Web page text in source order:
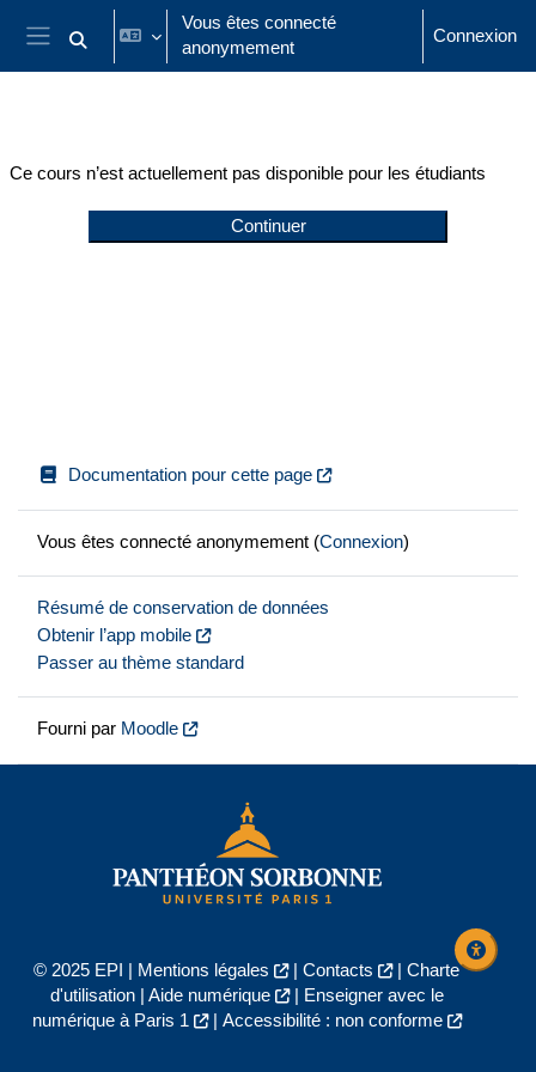
Passer au contenu principal
Panneau latéral
Activer/désactiver la saisie de recherche
Vous êtes connecté
anonymement
Connexion
Ce cours n’est actuellement pas disponible pour les étudiants
Continuer
Documentation pour cette page
Vous êtes connecté anonymement (Connexion)
Résumé de conservation de données
Obtenir l’app mobile
Passer au thème standard
Fourni par Moodle
© 2025 EPI | Mentions légales | Contacts | Charte
d'utilisation| Aide numérique |
Enseigner avec le
numérique à Paris 1
| Accessibilité : non conforme